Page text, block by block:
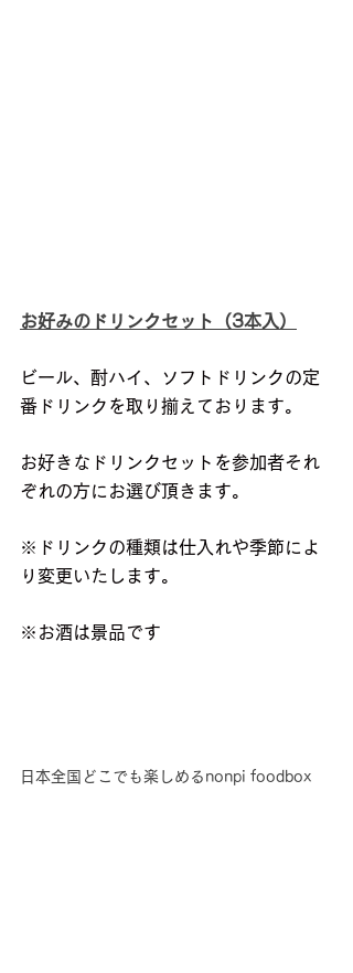
お好みのドリンクセット（3本入）
ビール、酎ハイ、ソフトドリンクの定
番ドリンクを取り揃えております。
お好きなドリンクセットを参加者それ
ぞれの方にお選び頂きます。
※ドリンクの種類は仕入れや季節によ
り変更いたします。
※お酒は景品です
日本全国どこでも楽しめるnonpi foodbox